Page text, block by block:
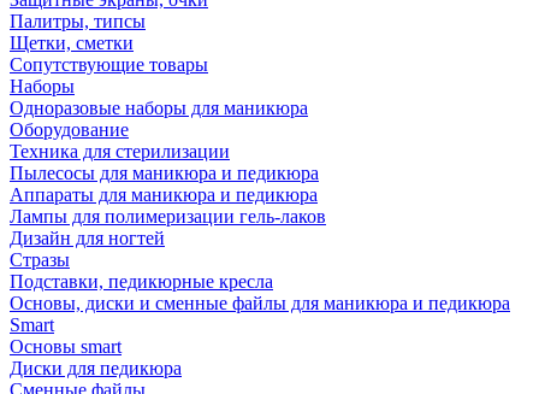
Палитры, типсы
Щетки, сметки
Сопутствующие товары
Наборы
Одноразовые наборы для маникюра
Оборудование
Техника для стерилизации
Пылесосы для маникюра и педикюра
Аппараты для маникюра и педикюра
Лампы для полимеризации гель-лаков
Дизайн для ногтей
Стразы
Подставки, педикюрные кресла
Основы, диски и сменные файлы для маникюра и педикюра
Smart
Основы smart
Диски для педикюра
Сменные файлы